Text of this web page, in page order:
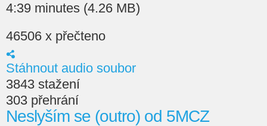
4:39 minutes (4.26 MB)
46506 x přečteno
Stáhnout audio soubor
3843 stažení
303 přehrání
Neslyším se (outro) od 5MCZ